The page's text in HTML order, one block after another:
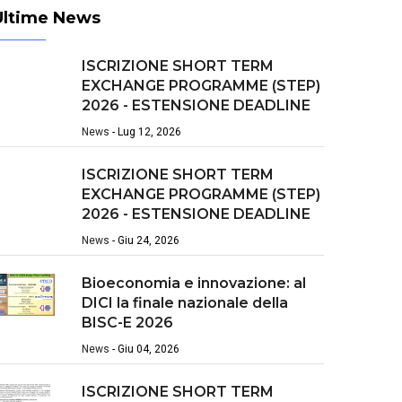
News
ISCRIZIONE SHORT TERM
EXCHANGE PROGRAMME (STEP)
2026 - ESTENSIONE DEADLINE
News - Lug 12, 2026
ISCRIZIONE SHORT TERM
EXCHANGE PROGRAMME (STEP)
2026 - ESTENSIONE DEADLINE
News - Giu 24, 2026
Bioeconomia e innovazione: al
DICI la finale nazionale della
BISC-E 2026
News - Giu 04, 2026
ISCRIZIONE SHORT TERM